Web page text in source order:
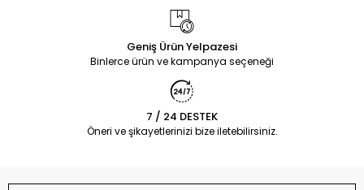
Geniş Ürün Yelpazesi
Binlerce ürün ve kampanya seçeneği
7 / 24 DESTEK
Öneri ve şikayetlerinizi bize iletebilirsiniz.